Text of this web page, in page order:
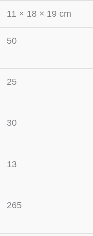
11 × 18 × 19 cm
50
25
30
13
265